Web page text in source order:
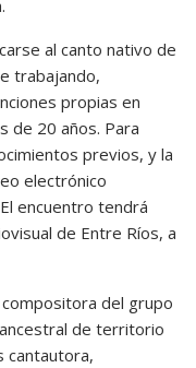
al canto nativo de
trabajando,
propias en
de 20 años. Para
previos, y la
electrónico
encuentro tendrá
de Entre Ríos, a
del grupo
de territorio
cantautora,